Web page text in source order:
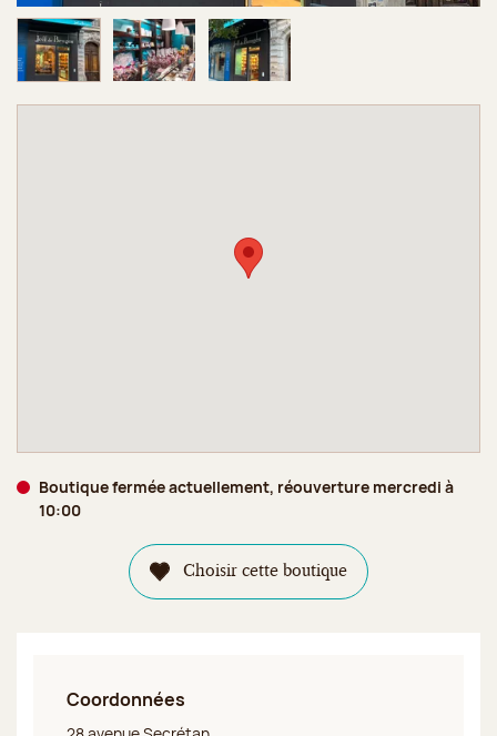
Image 1 sur 3
Boutique fermée actuellement, réouverture mercredi à
10:00
Choisir cette boutique
Coordonnées
Jeff de Bruges Paris Secrétan